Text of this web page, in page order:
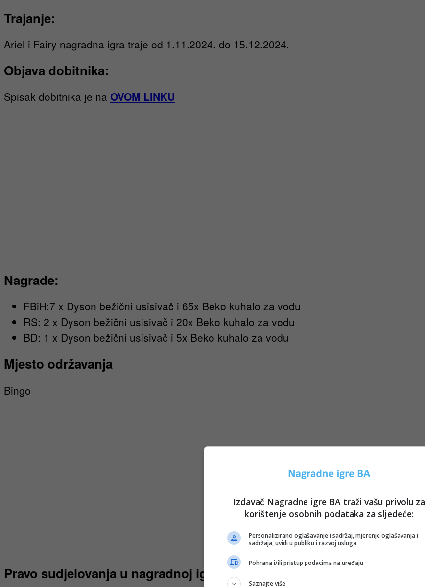
Trajanje:
Ariel i Fairy nagradna igra traje od 1.11.2024. do 15.12.2024.
Objava dobitnika:
Spisak dobitnika je na OVOM LINKU
Nagrade:
FBiH:7 x Dyson bežični usisivač i 65x Beko kuhalo za vodu
RS: 2 x Dyson bežični usisivač i 20x Beko kuhalo za vodu
BD: 1 x Dyson bežični usisivač i 5x Beko kuhalo za vodu
Mjesto održavanja
Bingo
Pravo sudjelovanja u nagradnoj igri
Izdavač Nagradne igre BA traži vašu privolu za
korištenje osobnih podataka za sljedeće:
Personalizirano oglašavanje i sadržaj, mjerenje oglašavanja i
sadržaja, uvidi u publiku i razvoj usluga
Pohrana i/ili pristup podacima na uređaju
Saznajte više